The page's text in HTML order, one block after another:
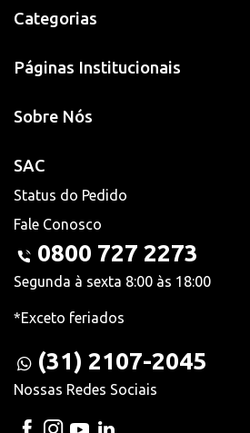
Categorias
Páginas Institucionais
Sobre Nós
SAC
Status do Pedido
Fale Conosco
0800 727 2273
Segunda à sexta 8:00 às 18:00
*Exceto feriados
(31) 2107-2045
Nossas Redes Sociais